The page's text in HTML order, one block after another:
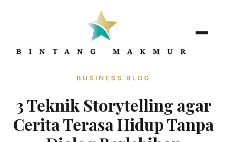
BUSINESS BLOG
3 Teknik Storytelling agar
Cerita Terasa Hidup Tanpa